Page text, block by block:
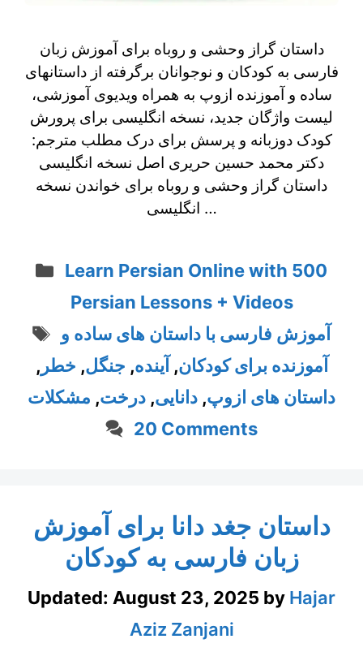
داستان گراز وحشی و روباه برای آموزش زبان
فارسی به کودکان و نوجوانان برگرفته از داستانهای
ساده و آموزنده ازوپ به همراه ویدیوی آموزشی،
لیست واژگان جدید، نسخه انگلیسی برای پرورش
کودک دوزبانه و پرسش برای درک مطلب مترجم:
دکتر محمد حسین حریری اصل نسخه انگلیسی
داستان گراز وحشی و روباه برای خواندن نسخه
انگلیسی …
Categories
Learn Persian Online with 500
Persian Lessons + Videos
Tags
آموزش فارسی با داستان های ساده و
آموزنده برای کودکان, آینده, جنگل, خطر ,
داستان های ازوپ, دانایی, درخت, مشکلات
20 Comments
داستان جغد دانا برای آموزش
زبان فارسی به کودکان
Updated: August 23, 2025 by Hajar
Aziz Zanjani